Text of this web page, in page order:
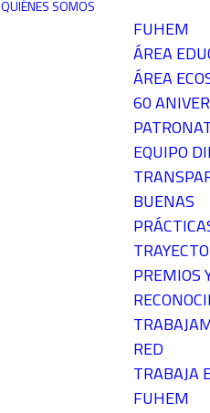
QUIÉNES SOMOS
FUHEM
ÁREA
ÁREA
60
EQUIPO
BUENAS
PREMIOS
RED
TRABAJA
FUHEM